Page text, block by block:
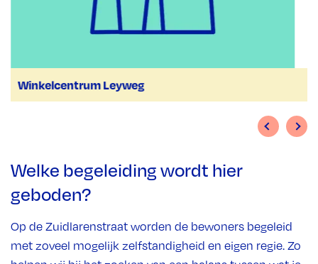
Winkelcentrum Leyweg
Welke begeleiding wordt hier
geboden?
Op de Zuidlarenstraat worden de bewoners begeleid
met zoveel mogelijk zelfstandigheid en eigen regie. Zo